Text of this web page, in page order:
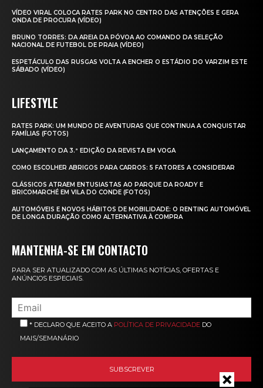
VÍDEO VIRAL COLOCA RATES PARK NO CENTRO DAS ATENÇÕES E GERA
ONDA DE PROCURA (VÍDEO)
BRUNO TORRES: DA AREIA DA PÓVOA AO COMANDO DA SELEÇÃO
NACIONAL DE FUTEBOL DE PRAIA (VÍDEO)
ESPETÁCULO DAS RUSGAS VOLTA A ENCHER O ESTÁDIO DO VARZIM ESTE
SÁBADO (VÍDEO)
LIFESTYLE
RATES PARK: UM MUNDO DE AVENTURAS QUE CONTINUA A CONQUISTAR
FAMÍLIAS (FOTOS)
LANÇAMENTO DA 3.ª EDIÇÃO DA REVISTA EM VOGA
COMO ESCOLHER ABRIGOS PARA CARROS: 5 FATORES A CONSIDERAR
CLÁSSICOS ATRAEM ENTUSIASTAS AO PARQUE DA ROADY E
BRICOMARCHÉ EM VILA DO CONDE (FOTOS)
AUTOMÓVEIS E NOVOS HÁBITOS DE MOBILIDADE: O RENTING AUTOMÓVEL
DE LONGA DURAÇÃO COMO ALTERNATIVA À COMPRA
MANTENHA-SE EM CONTACTO
PARA SER ATUALIZADO COM AS ÚLTIMAS NOTÍCIAS, OFERTAS E
ANÚNCIOS ESPECIAIS.
* DECLARO QUE ACEITO A POLÍTICA DE PRIVACIDADE DO
MAIS/SEMANÁRIO